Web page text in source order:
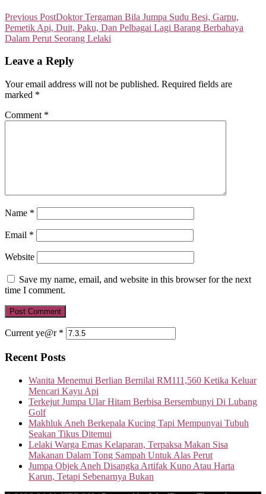
Previous PostDoktor Tergaman Bila Jumpa Sudu Besi, Garpu,
Pemetik Api, Duit, Paku, Dan Pelbagai Lagi Barang Berbahaya
Dalam Perut Seorang Lelaki
Leave a Reply
Your email address will not be published. Required fields are
marked *
Comment *
Name *
Email *
Website
Save my name, email, and website in this browser for the next
time I comment.
Current ye@r *
Recent Posts
Wanita Menemui Berlian Bernilai RM111,560 Ketika Keluar
Mencari Kayu Api
Terkejut Jumpa Ular Hitam Berbisa Bersembunyi Di Lubang
Golf
Makhluk Aneh Berkepala Kucing Tapi Mempunyai Tubuh
Seakan Tikus Ditemui
Lelaki Warga Emas Kelaparan, Terpaksa Makan Sisa
Makanan Dalam Tong Sampah Untuk Alas Perut
Jumpa Objek Aneh Disangka Artifak Kuno Atau Harta
Karun, Tetapi Sebenarnya Bukan